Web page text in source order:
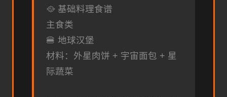
🥘 基础料理食谱
主食类
🍔 地球汉堡
材料：外星肉饼 + 宇宙面包 + 星
际蔬菜